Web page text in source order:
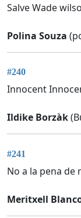
Salve Wade
Polina Souza (
#240
Innocent
Ildike Borzàk
#241
No a la pena de
Meritxell